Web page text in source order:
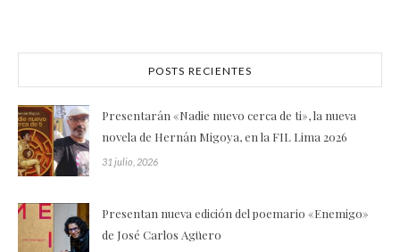
POSTS RECIENTES
Presentarán «Nadie nuevo cerca de ti», la nueva
novela de Hernán Migoya, en la FIL Lima 2026
31 julio, 2026
Presentan nueva edición del poemario «Enemigo»
de José Carlos Agüero